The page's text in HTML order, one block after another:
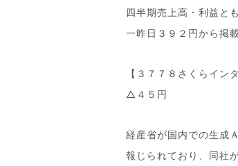
四半期売上高・利益と
一昨日３９２円から掲載
【３７７８さくらイン
△４５円
経産省が国内での生成
報じられており、同社